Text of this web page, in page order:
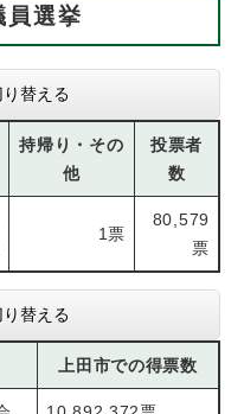
員選挙
替える
持帰り・その
他
投票者
数
1票
80,579
票
替える
上田市での得票数